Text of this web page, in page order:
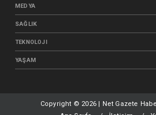
MEDYA
SAĞLIK
TEKNOLOJI
YAŞAM
Copyright © 2026 | Net Gazete